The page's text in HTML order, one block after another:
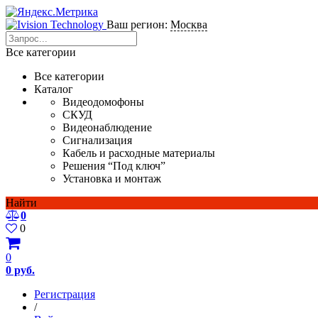
Ваш регион: Москва
Все категории
Все категории
Каталог
Видеодомофоны
СКУД
Видеонаблюдение
Сигнализация
Кабель и расходные материалы
Решения “Под ключ”
Установка и монтаж
Найти
0
0
0
0 руб.
Регистрация
/